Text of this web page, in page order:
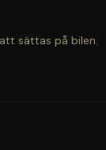
sättas på bilen.